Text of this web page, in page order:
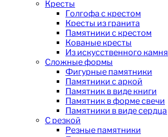
Кресты
Голгофа с крестом
Кресты из гранита
Памятники с крестом
Кованые кресты
Из искусственного камня
Сложные формы
Фигурные памятники
Памятники с аркой
Памятник в виде книги
Памятник в форме свечи
Памятники в виде сердца
С резкой
Резные памятники